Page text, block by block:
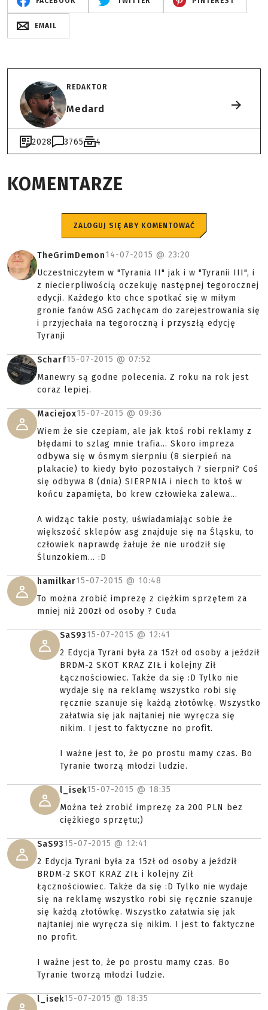
EMAIL
REDAKTOR
Medard
2028 3765 4
KOMENTARZE
ZALOGUJ SIĘ ABY KOMENTOWAĆ
TheGrimDemon14-07-2015 @ 23:20
Uczestniczyłem w "Tyrania II" jak i w "Tyranii III", i
z niecierpliwością oczekuję następnej tegorocznej
edycji. Każdego kto chce spotkać się w miłym
gronie fanów ASG zachęcam do zarejestrowania się
i przyjechała na tegoroczną i przyszłą edycję
Tyranji
Scharf15-07-2015 @ 07:52
Manewry są godne polecenia. Z roku na rok jest
coraz lepiej.
Maciejox15-07-2015 @ 09:36
Wiem że sie czepiam, ale jak ktoś robi reklamy z
błędami to szlag mnie trafia... Skoro impreza
odbywa się w ósmym sierpniu (8 sierpień na
plakacie) to kiedy było pozostałych 7 sierpni? Coś
się odbywa 8 (dnia) SIERPNIA i niech to ktoś w
końcu zapamięta, bo krew człowieka zalewa...
A widząc takie posty, uświadamiając sobie że
większość sklepów asg znajduje się na Śląsku, to
człowiek naprawdę żałuje że nie urodził się
Ślunzokiem... :D
hamilkar15-07-2015 @ 10:48
To można zrobić imprezę z ciężkim sprzętem za
mniej niż 200zł od osoby ? Cuda
SaS9315-07-2015 @ 12:41
2 Edycja Tyrani była za 15zł od osoby a jeździł
BRDM-2 SKOT KRAZ ZIŁ i kolejny Ził
Łącznościowiec. Także da się :D Tylko nie
wydaje się na reklamę wszystko robi się
ręcznie szanuje się każdą złotówkę. Wszystko
załatwia się jak najtaniej nie wyręcza się
nikim. I jest to faktyczne no profit.
I ważne jest to, że po prostu mamy czas. Bo
Tyranie tworzą młodzi ludzie.
l_isek15-07-2015 @ 18:35
Można też zrobić imprezę za 200 PLN bez
ciężkiego sprzętu;)
SaS9315-07-2015 @ 12:41
2 Edycja Tyrani była za 15zł od osoby a jeździł
BRDM-2 SKOT KRAZ ZIŁ i kolejny Ził
Łącznościowiec. Także da się :D Tylko nie wydaje
się na reklamę wszystko robi się ręcznie szanuje
się każdą złotówkę. Wszystko załatwia się jak
najtaniej nie wyręcza się nikim. I jest to faktyczne
no profit.
I ważne jest to, że po prostu mamy czas. Bo
Tyranie tworzą młodzi ludzie.
l_isek15-07-2015 @ 18:35